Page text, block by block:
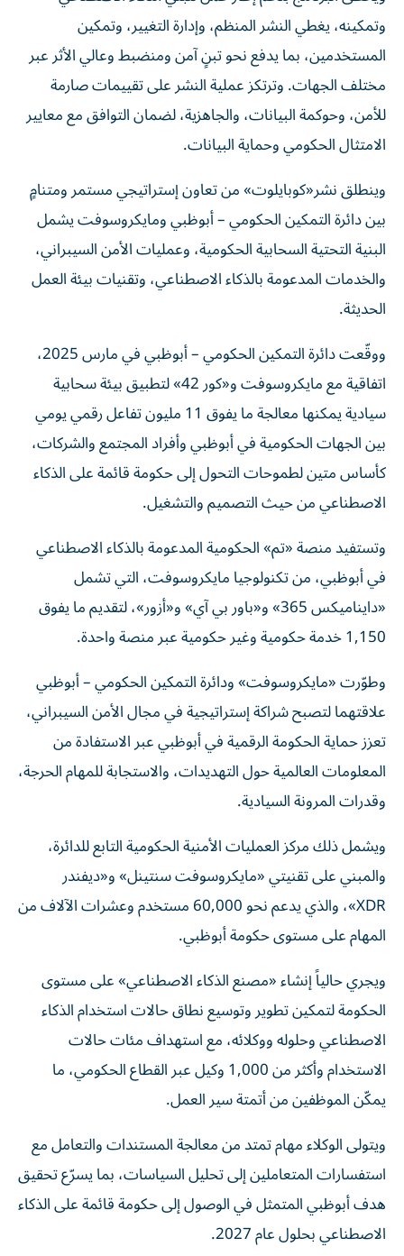
وتمكينه، يغطي النشر المنظم، وإدارة التغيير، وتمكين
المستخدمين، بما يدفع نحو تبنٍ آمن ومنضبط وعالي الأثر عبر
مختلف الجهات. وترتكز عملية النشر على تقييمات صارمة
للأمن، وحوكمة البيانات، والجاهزية، لضمان التوافق مع معايير
الامتثال الحكومي وحماية البيانات.
وينطلق نشر«كوبايلوت» من تعاون إستراتيجي مستمر ومتنامٍ
بين دائرة التمكين الحكومي – أبوظبي ومايكروسوفت يشمل
البنية التحتية السحابية الحكومية، وعمليات الأمن السيبراني،
والخدمات المدعومة بالذكاء الاصطناعي، وتقنيات بيئة العمل
الحديثة.
ووقّعت دائرة التمكين الحكومي – أبوظبي في مارس 2025،
اتفاقية مع مايكروسوفت و«كور 42» لتطبيق بيئة سحابية
سيادية يمكنها معالجة ما يفوق 11 مليون تفاعل رقمي يومي
بين الجهات الحكومية في أبوظبي وأفراد المجتمع والشركات،
كأساس متين لطموحات التحول إلى حكومة قائمة على الذكاء
الاصطناعي من حيث التصميم والتشغيل.
وتستفيد منصة «تم» الحكومية المدعومة بالذكاء الاصطناعي
في أبوظبي، من تكنولوجيا مايكروسوفت، التي تشمل
«دايناميكس 365» و«باور بي آي» و«أزور»، لتقديم ما يفوق
1,150 خدمة حكومية وغير حكومية عبر منصة واحدة.
وطوّرت «مايكروسوفت» ودائرة التمكين الحكومي – أبوظبي
علاقتهما لتصبح شراكة إستراتيجية في مجال الأمن السيبراني،
تعزز حماية الحكومة الرقمية في أبوظبي عبر الاستفادة من
المعلومات العالمية حول التهديدات، والاستجابة للمهام الحرجة،
وقدرات المرونة السيادية.
ويشمل ذلك مركز العمليات الأمنية الحكومية التابع للدائرة،
والمبني على تقنيتي «مايكروسوفت سنتينل» و«ديفندر
XDR»، والذي يدعم نحو 60,000 مستخدم وعشرات الآلاف من
المهام على مستوى حكومة أبوظبي.
ويجري حالياً إنشاء «مصنع الذكاء الاصطناعي» على مستوى
الحكومة لتمكين تطوير وتوسيع نطاق حالات استخدام الذكاء
الاصطناعي وحلوله ووكلائه، مع استهداف مئات حالات
الاستخدام وأكثر من 1,000 وكيل عبر القطاع الحكومي، ما
يمكّن الموظفين من أتمتة سير العمل.
ويتولى الوكلاء مهام تمتد من معالجة المستندات والتعامل مع
استفسارات المتعاملين إلى تحليل السياسات، بما يسرّع تحقيق
هدف أبوظبي المتمثل في الوصول إلى حكومة قائمة على الذكاء
الاصطناعي بحلول عام 2027.